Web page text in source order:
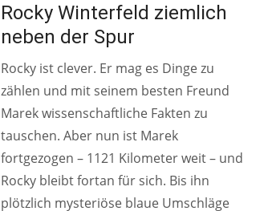
Rocky Winterfeld ziemlich
neben der Spur
Rocky ist clever. Er mag es Dinge zu
zählen und mit seinem besten Freund
Marek wissenschaftliche Fakten zu
tauschen. Aber nun ist Marek
fortgezogen – 1121 Kilometer weit – und
Rocky bleibt fortan für sich. Bis ihn
plötzlich mysteriöse blaue Umschläge